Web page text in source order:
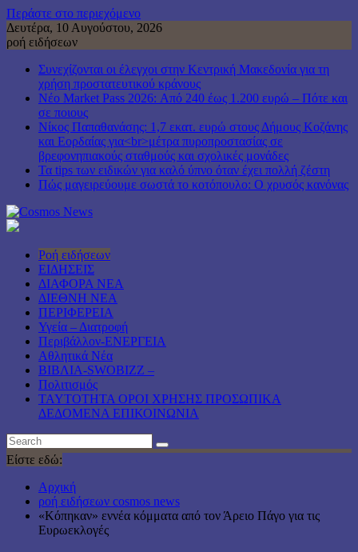
Περάστε στο περιεχόμενο
Δευτέρα, 10 Αυγούστου, 2026
ροή ειδήσεων
Συνεχίζονται οι έλεγχοι στην Κεντρική Μακεδονία για τη
χρήση προστατευτικού κράνους
Νέο Market Pass 2026: Από 240 έως 1.200 ευρώ – Πότε και
σε ποιους
Νίκος Παπαθανάσης: 1,7 εκατ. ευρώ στους Δήμους Κοζάνης
και Εορδαίας για<br>μέτρα πυροπροστασίας σε
βρεφονηπιακούς σταθμούς και σχολικές μονάδες
Τα tips των ειδικών για καλό ύπνο όταν έχει πολλή ζέστη
Πώς μαγειρεύουμε σωστά το κοτόπουλο: Ο χρυσός κανόνας
Ροή ειδήσεων
ΕΙΔΗΣΕΙΣ
ΔΙΑΦΟΡΑ ΝΕΑ
ΔΙΕΘΝΗ ΝΕΑ
ΠΕΡΙΦΕΡΕΙΑ
Υγεία – Διατροφή
Περιβάλλον-ΕΝΕΡΓΕΙΑ
Αθλητικά Νέα
ΒΙΒΛΙΑ-SWOBIZZ –
Πολιτισμός
TAYTOTHTA ΟΡΟΙ ΧΡΗΣΗΣ ΠΡΟΣΩΠΙΚΑ
ΔΕΔΟΜΕΝΑ ΕΠΙΚΟΙΝΩΝΙΑ
Είστε εδώ:
Αρχική
ροή ειδήσεων cosmos news
«Κόπηκαν» εννέα κόμματα από τον Άρειο Πάγο για τις
Ευρωεκλογές